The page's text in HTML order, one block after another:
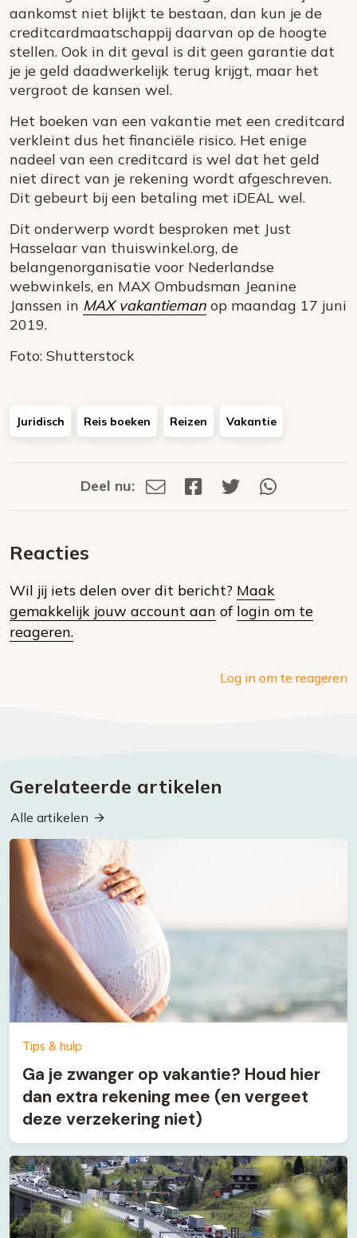
aankomst niet blijkt te bestaan, dan kun je de
creditcardmaatschappij daarvan op de hoogte
stellen. Ook in dit geval is dit geen garantie dat
je je geld daadwerkelijk terug krijgt, maar het
vergroot de kansen wel.
Het boeken van een vakantie met een creditcard
verkleint dus het financiële risico. Het enige
nadeel van een creditcard is wel dat het geld
niet direct van je rekening wordt afgeschreven.
Dit gebeurt bij een betaling met iDEAL wel.
Dit onderwerp wordt besproken met Just
Hasselaar van thuiswinkel.org, de
belangenorganisatie voor Nederlandse
webwinkels, en MAX Ombudsman Jeanine
Janssen in MAX vakantieman op maandag 17 juni
2019.
Foto: Shutterstock
Juridisch Reis boeken Reizen Vakantie
Deel
social
Deel nu:
Deel
Deel
Deel
Reacties
Wil jij iets delen over dit bericht? Maak
gemakkelijk jouw account aan of login om te
reageren.
Log in om te reageren
Gerelateerde artikelen
Alle artikelen
Tips & hulp
Ga je zwanger op vakantie? Houd hier
dan extra rekening mee (en vergeet
deze verzekering niet)